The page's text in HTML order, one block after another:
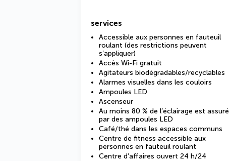
services
Accessible aux personnes en fauteuil
roulant (des restrictions peuvent
s’appliquer)
Accès Wi-Fi gratuit
Agitateurs biodégradables/recyclables
Alarmes visuelles dans les couloirs
Ampoules LED
Ascenseur
Au moins 80 % de l’éclairage est assuré
par des ampoules LED
Café/thé dans les espaces communs
Centre de fitness accessible aux
personnes en fauteuil roulant
Centre d’affaires ouvert 24 h/24